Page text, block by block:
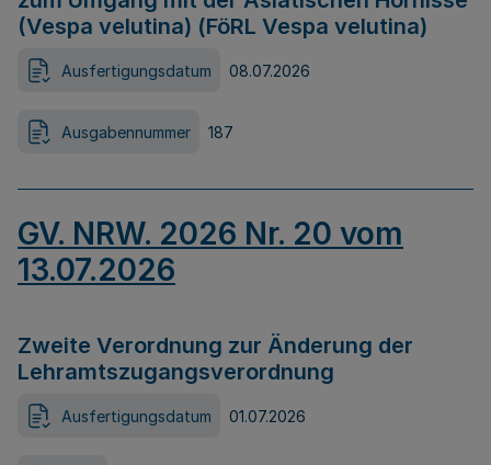
(Vespa velutina) (FöRL Vespa velutina)
Ausfertigungsdatum 08.07.2026
Ausgabennummer 187
GV. NRW. 2026 Nr. 20 vom
13.07.2026
Zweite Verordnung zur Änderung der
Lehramtszugangsverordnung
Ausfertigungsdatum 01.07.2026